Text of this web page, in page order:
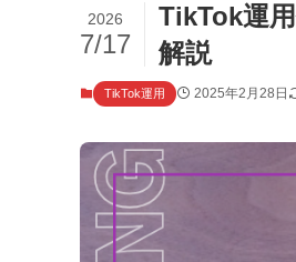
TikTok運
解説
2026
7/17
TikTok運用 2025年2月28日